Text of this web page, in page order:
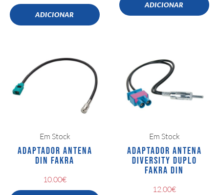
ADICIONAR
ADICIONAR
Em Stock
ADAPTADOR ANTENA
DIN FAKRA
10.00€
Em Stock
ADAPTADOR ANTENA
DIVERSITY DUPLO
FAKRA DIN
12.00€